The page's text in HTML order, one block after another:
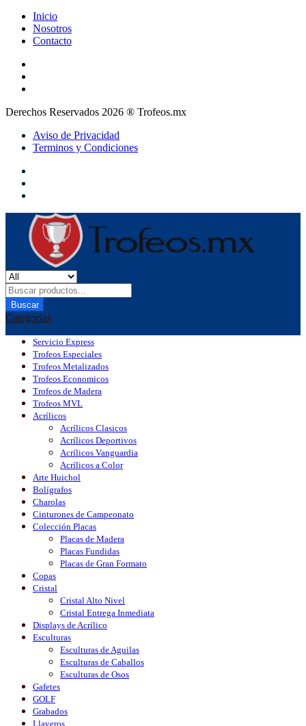
Inicio
Nosotros
Contacto
Derechos Reservados 2026 ® Trofeos.mx
Aviso de Privacidad
Terminos y Condiciones
Buscar
Categorías
Servicio Express
Trofeos Especiales
Trofeos Metalizados
Trofeos Economicos
Trofeos de Madera
Trofeos MVL
Acrílicos
Acrílicos Clasicos
Acrílicos Deportivos
Acrílicos Vanguardia
Acrílicos a Color
Arte Huichol
Bolígrafos
Charolas
Cinturones de Campeonato
Colección Placas
Placas de Madera
Placas Fundidas
Placas de Gran Formato
Copas
Cristal
Cristal Alto Nivel
Cristal Entrega Inmediata
Displays de Acrílico
Esculturas
Esculturas de Aguilas
Esculturas de Caballos
Esculturas de Osos
Gafetes
GOLF
Grabados
Llaveros